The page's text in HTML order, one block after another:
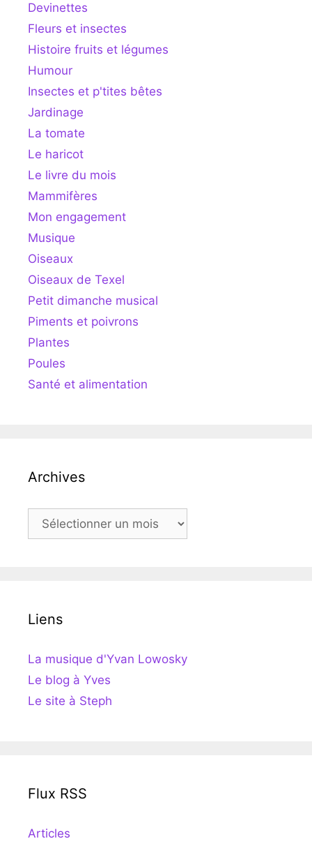
Devinettes
Fleurs et insectes
Histoire fruits et légumes
Humour
Insectes et p'tites bêtes
Jardinage
La tomate
Le haricot
Le livre du mois
Mammifères
Mon engagement
Musique
Oiseaux
Oiseaux de Texel
Petit dimanche musical
Piments et poivrons
Plantes
Poules
Santé et alimentation
Archives
Archives
Liens
La musique d'Yvan Lowosky
Le blog à Yves
Le site à Steph
Flux RSS
Articles